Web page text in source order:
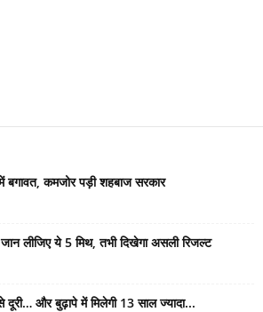
कमजोर पड़ी शहबाज सरकार
लीजिए ये 5 मिथ, तभी दिखेगा असली रिजल्ट
दूरी… और बुढ़ापे में मिलेगी 13 साल ज्यादा...